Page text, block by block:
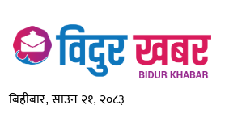
बिहीबार, साउन २१, २०८३